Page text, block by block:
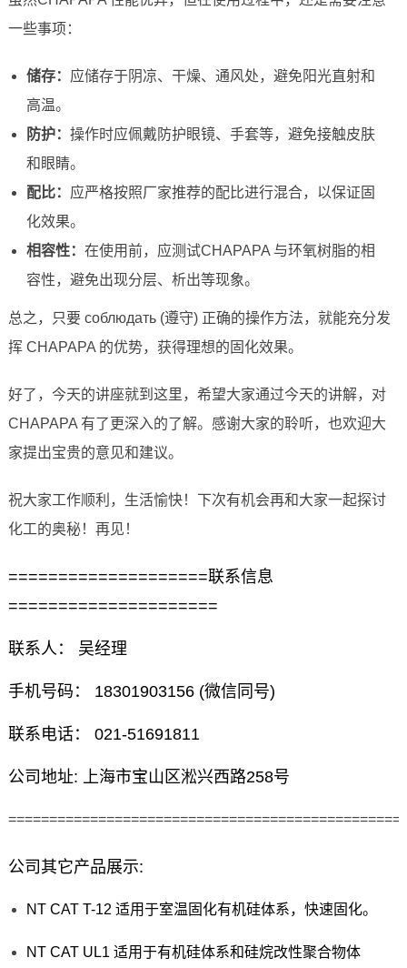
一些事项：
储存： 应储存于阴凉、干燥、通风处，避免阳光直射和
高温。
防护： 操作时应佩戴防护眼镜、手套等，避免接触皮肤
和眼睛。
配比： 应严格按照厂家推荐的配比进行混合，以保证固
化效果。
相容性： 在使用前，应测试CHAPAPA 与环氧树脂的相
容性，避免出现分层、析出等现象。
总之，只要 соблюдать (遵守) 正确的操作方法，就能充分发
挥 CHAPAPA 的优势，获得理想的固化效果。
好了，今天的讲座就到这里，希望大家通过今天的讲解，对
CHAPAPA 有了更深入的了解。感谢大家的聆听，也欢迎大
家提出宝贵的意见和建议。
祝大家工作顺利，生活愉快！下次有机会再和大家一起探讨
化工的奥秘！再见！
====================联系信息
=====================
联系人： 吴经理
手机号码： 18301903156 (微信同号)
联系电话： 021-51691811
公司地址: 上海市宝山区淞兴西路258号
公司其它产品展示:
NT CAT T-12 适用于室温固化有机硅体系，快速固化。
NT CAT UL1 适用于有机硅体系和硅烷改性聚合物体